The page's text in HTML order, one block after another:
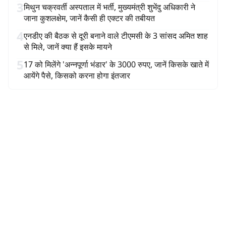
3मिथुन चक्रवर्ती अस्पताल में भर्ती, मुख्यमंत्री शुभेंदु अधिकारी ने
जाना कुशलक्षेम, जानें कैसी ही एक्टर की तबीयत
4एनडीए की बैठक से दूरी बनाने वाले टीएमसी के 3 सांसद अमित शाह
से मिले, जानें क्या हैं इसके मायने
517 को मिलेंगे 'अन्नपूर्णा भंडार' के 3000 रुपए, जानें किसके खाते में
आयेंगे पैसे, किसको करना होगा इंतजार